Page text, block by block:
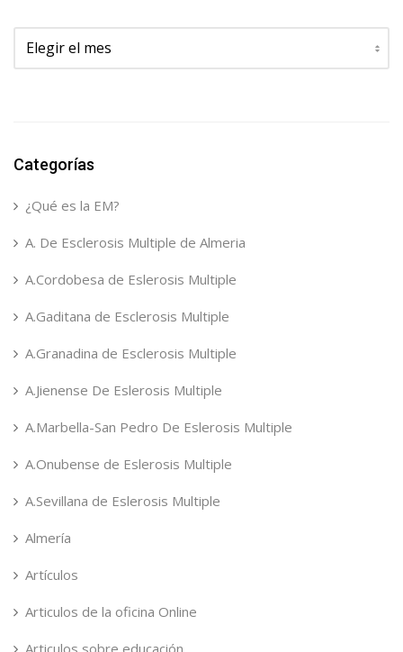
Archivos
Categorías
¿Qué es la EM?
A. De Esclerosis Multiple de Almeria
A.Cordobesa de Eslerosis Multiple
A.Gaditana de Esclerosis Multiple
A.Granadina de Esclerosis Multiple
A.Jienense De Eslerosis Multiple
A.Marbella-San Pedro De Eslerosis Multiple
A.Onubense de Eslerosis Multiple
A.Sevillana de Eslerosis Multiple
Almería
Artículos
Articulos de la oficina Online
Articulos sobre educación